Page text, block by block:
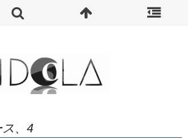
ス、4